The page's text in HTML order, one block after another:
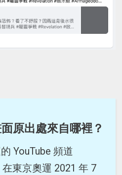
原出處來自哪裡？
YouTube 頻道
在東京奧運 2021 年 7